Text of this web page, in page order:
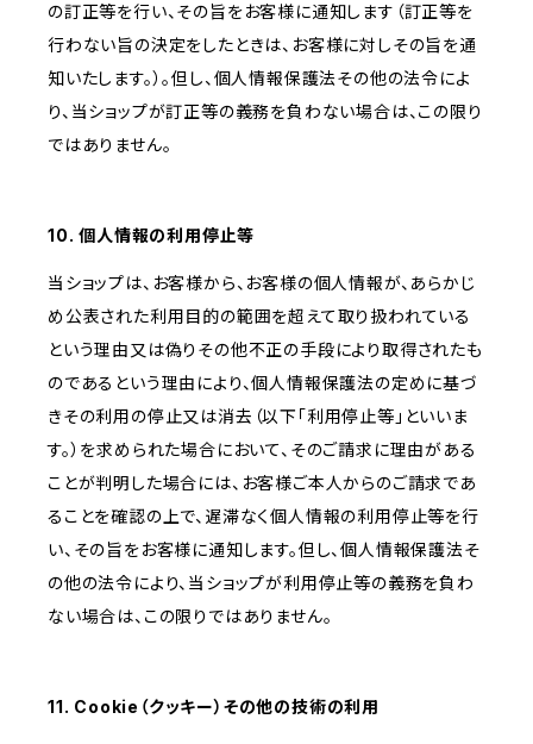
の訂正等を行い、その旨をお客様に通知します（訂正等を
行わない旨の決定をしたときは、お客様に対しその旨を通
知いたします。）。但し、個人情報保護法その他の法令によ
り、当ショップが訂正等の義務を負わない場合は、この限り
ではありません。
10. 個人情報の利用停止等
当ショップは、お客様から、お客様の個人情報が、あらかじ
め公表された利用目的の範囲を超えて取り扱われている
という理由又は偽りその他不正の手段により取得されたも
のであるという理由により、個人情報保護法の定めに基づ
きその利用の停止又は消去（以下「利用停止等」といいま
す。）を求められた場合において、そのご請求に理由がある
ことが判明した場合には、お客様ご本人からのご請求であ
ることを確認の上で、遅滞なく個人情報の利用停止等を行
い、その旨をお客様に通知します。但し、個人情報保護法そ
の他の法令により、当ショップが利用停止等の義務を負わ
ない場合は、この限りではありません。
11. Cookie（クッキー）その他の技術の利用